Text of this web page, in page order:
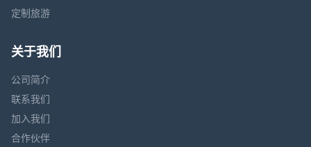
定制旅游
关于我们
公司简介
联系我们
加入我们
合作伙伴